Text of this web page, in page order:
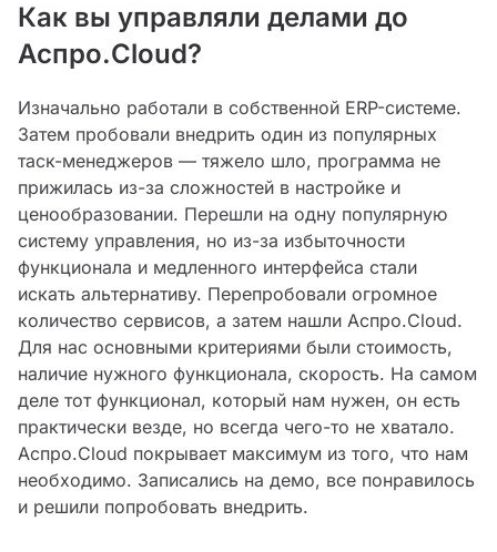
Как вы управляли делами до
Аспро.Cloud?
Изначально работали в собственной ERP-системе.
Затем пробовали внедрить один из популярных
таск-менеджеров — тяжело шло, программа не
прижилась из-за сложностей в настройке и
ценообразовании. Перешли на одну популярную
систему управления, но из-за избыточности
функционала и медленного интерфейса стали
искать альтернативу. Перепробовали огромное
количество сервисов, а затем нашли Аспро.Cloud.
Для нас основными критериями были стоимость,
наличие нужного функционала, скорость. На самом
деле тот функционал, который нам нужен, он есть
практически везде, но всегда чего-то не хватало.
Аспро.Cloud покрывает максимум из того, что нам
необходимо. Записались на демо, все понравилось
и решили попробовать внедрить.